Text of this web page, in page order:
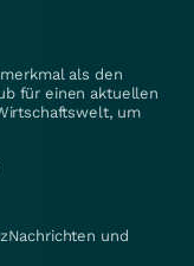
als den
für einen aktuellen
um
und